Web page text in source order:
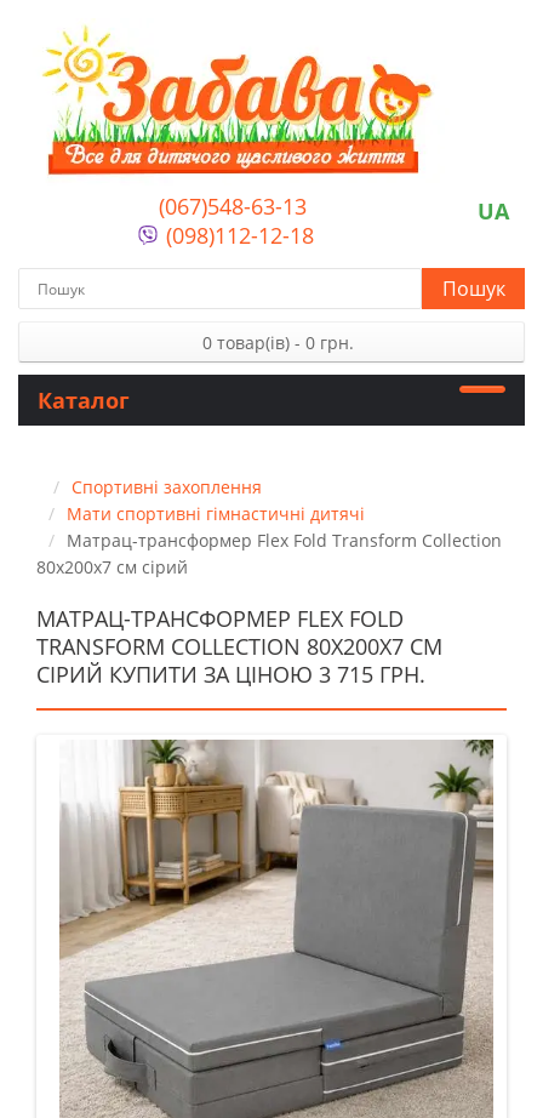
(067)548-63-13
(098)112-12-18
UA
Пошук
0 товар(ів) - 0 грн.
Каталог
Спортивні захоплення
Мати спортивні гімнастичні дитячі
Матрац-трансформер Flex Fold Transform Collection
80x200х7 см сірий
МАТРАЦ-ТРАНСФОРМЕР FLEX FOLD
TRANSFORM COLLECTION 80X200Х7 СМ
СІРИЙ КУПИТИ ЗА ЦІНОЮ 3 715 ГРН.